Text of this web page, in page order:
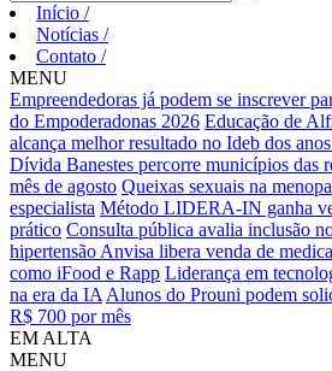
Início /
Notícias /
Contato /
MENU
Empreendedoras já podem se inscrever
do Empoderadonas 2026 Educação de
alcança melhor resultado no Ideb dos
Dívida Banestes percorre municípios das
mês de agosto Queixas sexuais na
especialista Método LIDERA-IN ganha
prático Consulta pública avalia inclusão
hipertensão Anvisa libera venda de
como iFood e Rapp Liderança em
na era da IA Alunos do Prouni podem
R$ 700 por mês
EM ALTA
MENU